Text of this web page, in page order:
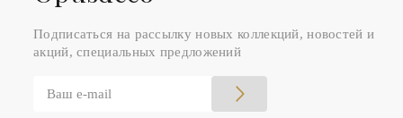
Подписаться на рассылку новых коллекций, новостей и
акций, специальных предложений